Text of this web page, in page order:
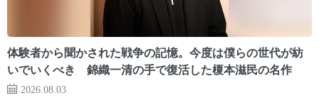
体験者から聞かされた戦争の記憶。今度は僕らの世代が紡
いでいくべき 錦織一清の手で復活した榎本滋民の名作
2026.08.03